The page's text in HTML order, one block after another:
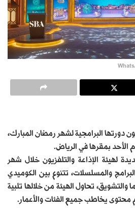
دورتها البرامجية لشهر رمضان المبارك،
بمقرها في الرياض.
لهيئة الإذاعة والتلفزيون خلال شهر
والمسلسلات، تتنوع بين الكوميدي
والتشويق، تحاول الهيئة من خلالها تلبية
يخاطب جميع الفئات والأعمار.